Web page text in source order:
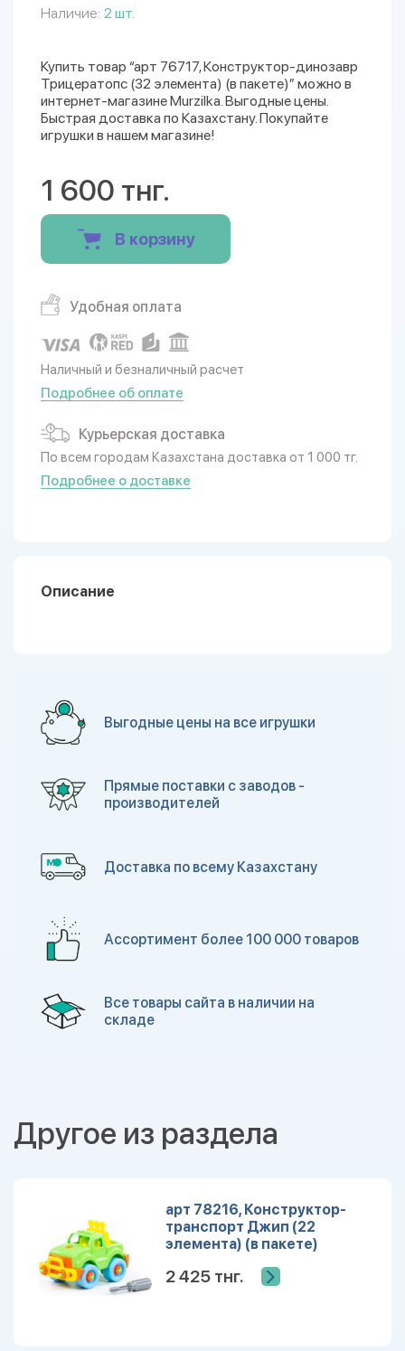
Наличие: 2 шт.
Купить товар “арт 76717, Конструктор-динозавр
Трицератопс (32 элемента) (в пакете)” можно в
интернет-магазине Murzilka. Выгодные цены.
Быстрая доставка по Казахстану. Покупайте
игрушки в нашем магазине!
1 600 тнг.
В корзину
Удобная оплата
Наличный и безналичный расчет
Подробнее об оплате
Курьерская доставка
По всем городам Казахстана доставка от 1 000 тг.
Подробнее о доставке
Описание
Выгодные цены на все игрушки
Прямые поставки с заводов -
производителей
Доставка по всему Казахстану
Ассортимент более 100 000 товаров
Все товары сайта в наличии на
складе
Другое из раздела
арт 78216, Конструктор-
транспорт Джип (22
элемента) (в пакете)
2 425 тнг.